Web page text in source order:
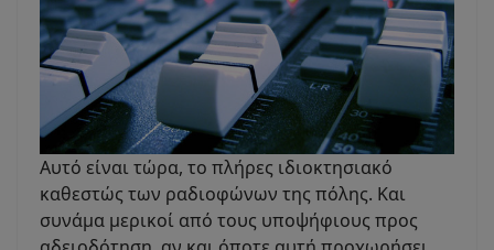
Αυτό είναι τώρα, το πλήρες ιδιοκτησιακό
καθεστώς των ραδιοφώνων της πόλης. Και
συνάμα μερικοί από τους υποψήφιους προς